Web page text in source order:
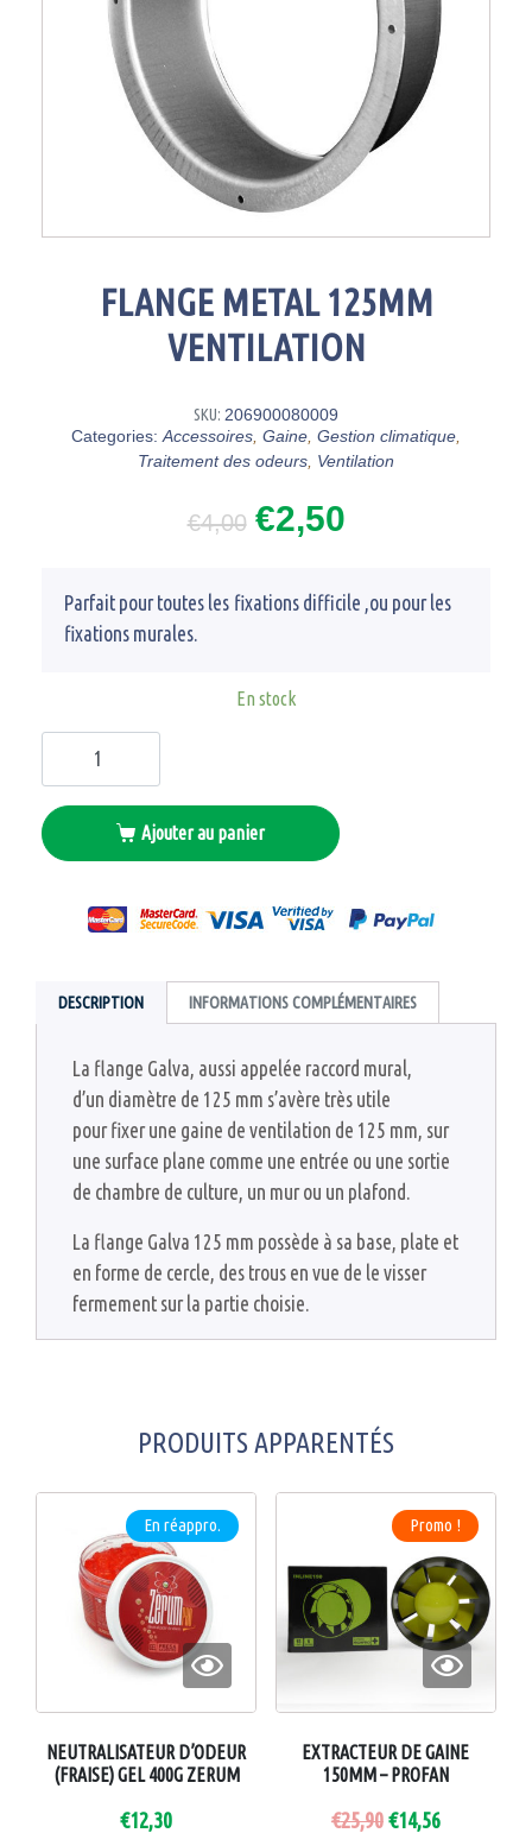
FLANGE METAL 125MM
VENTILATION
SKU: 206900080009
Categories: Accessoires Gaine Gestion climatique
Traitement des odeurs Ventilation
€4,00 €2,50
Parfait pour toutes les fixations difficile ,ou pour les
fixations murales.
En stock
Ajouter au panier
DESCRIPTION INFORMATIONS COMPLÉMENTAIRES
La flange Galva, aussi appelée raccord mural,
d’un diamètre de 125 mm s’avère très utile
pour fixer une gaine de ventilation de 125 mm, sur
une surface plane comme une entrée ou une sortie
de chambre de culture, un mur ou un plafond.
La flange Galva 125 mm possède à sa base, plate et
en forme de cercle, des trous en vue de le visser
fermement sur la partie choisie.
PRODUITS APPARENTÉS
En réappro.
NEUTRALISATEUR D’ODEUR
(FRAISE) GEL 400G ZERUM
€12,30
Promo !
EXTRACTEUR DE GAINE
150MM – PROFAN
€25,90€14,56